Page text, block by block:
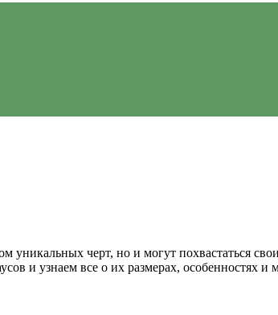
черт, но и могут похвастаться
и узнаем все о их размерах, особенностях и